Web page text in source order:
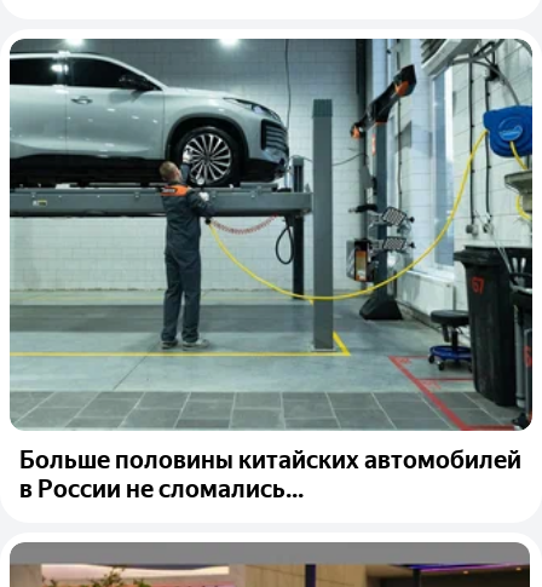
Больше половины китайских автомобилей
в России не сломались...